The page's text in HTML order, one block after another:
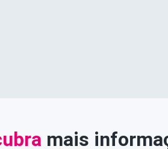
mais